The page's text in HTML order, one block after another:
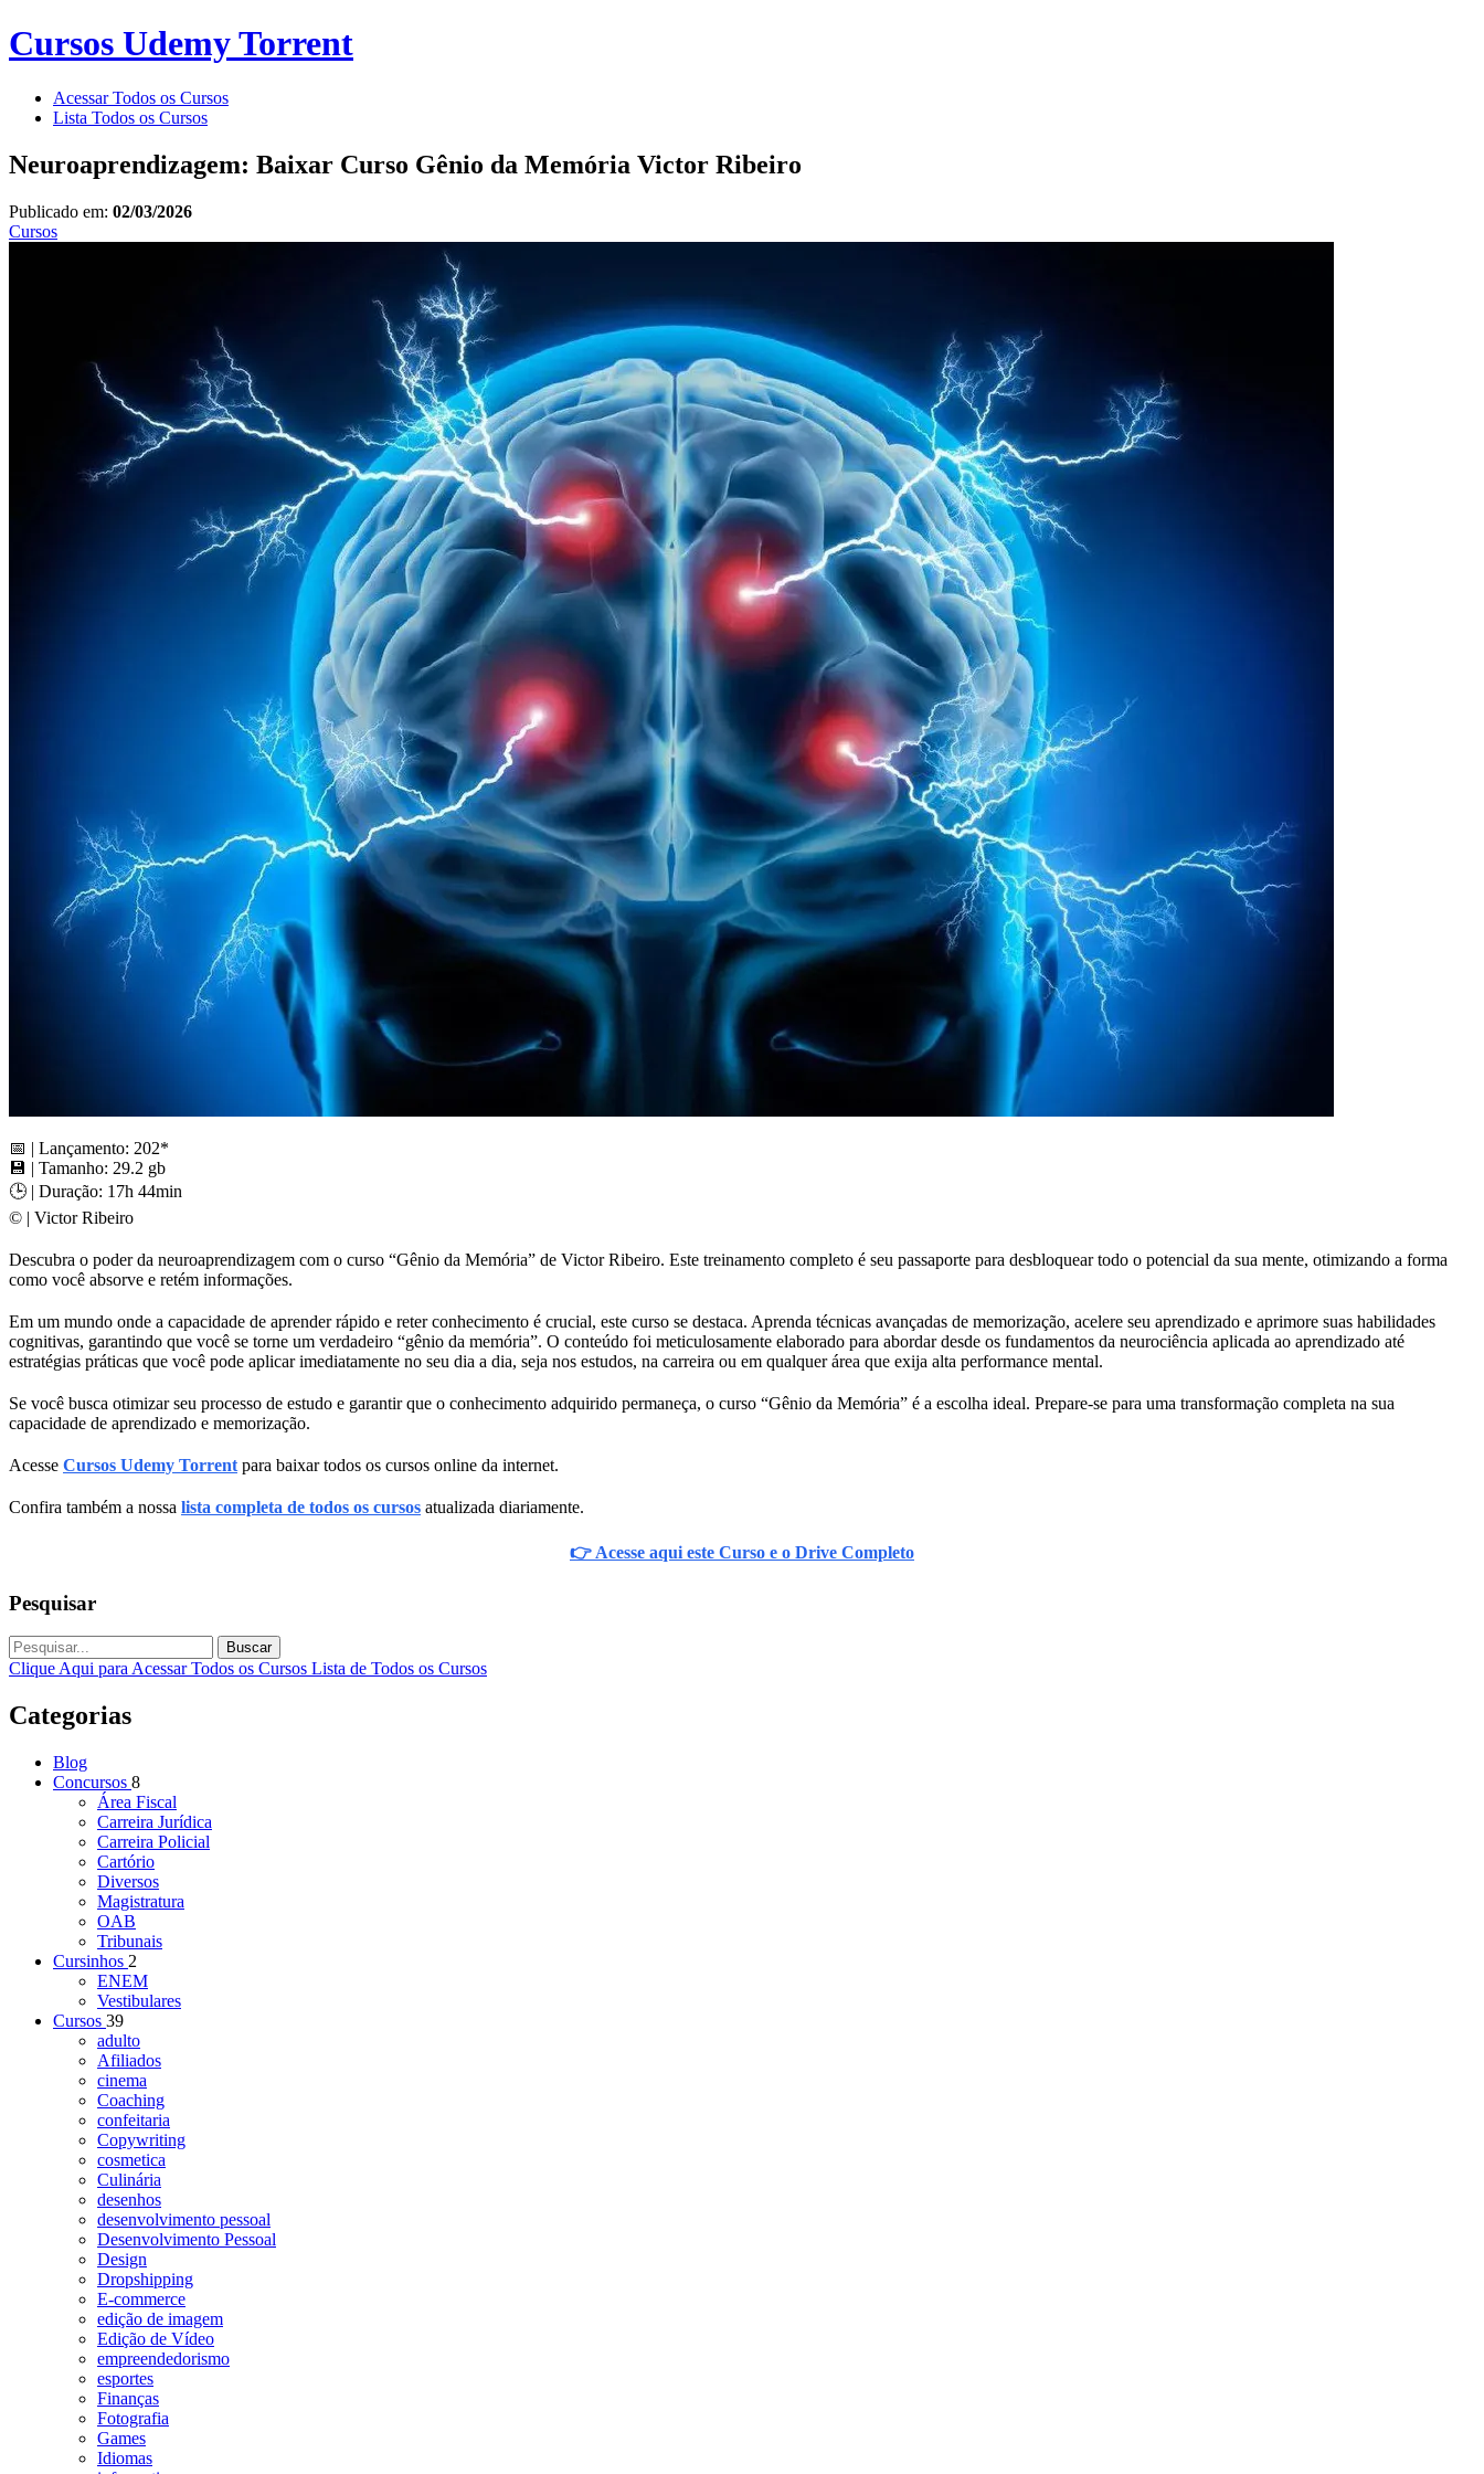
Cursos Udemy Torrent
Acessar Todos os Cursos
Lista Todos os Cursos
Neuroaprendizagem: Baixar Curso Gênio da Memória Victor Ribeiro
Publicado em: 02/03/2026
Cursos
📅 | Lançamento: 202*
💾 | Tamanho: 29.2 gb
🕒 | Duração: 17h 44min
©️ | Victor Ribeiro
Descubra o poder da neuroaprendizagem com o curso “Gênio da Memória” de Victor Ribeiro. Este treinamento completo é seu passaporte para desbloquear todo o potencial da sua mente, otimizando a forma
como você absorve e retém informações.
Em um mundo onde a capacidade de aprender rápido e reter conhecimento é crucial, este curso se destaca. Aprenda técnicas avançadas de memorização, acelere seu aprendizado e aprimore suas habilidades
cognitivas, garantindo que você se torne um verdadeiro “gênio da memória”. O conteúdo foi meticulosamente elaborado para abordar desde os fundamentos da neurociência aplicada ao aprendizado até
estratégias práticas que você pode aplicar imediatamente no seu dia a dia, seja nos estudos, na carreira ou em qualquer área que exija alta performance mental.
Se você busca otimizar seu processo de estudo e garantir que o conhecimento adquirido permaneça, o curso “Gênio da Memória” é a escolha ideal. Prepare-se para uma transformação completa na sua
capacidade de aprendizado e memorização.
Acesse Cursos Udemy Torrent para baixar todos os cursos online da internet.
Confira também a nossa lista completa de todos os cursos atualizada diariamente.
👉 Acesse aqui este Curso e o Drive Completo
Pesquisar
Buscar
Clique Aqui para Acessar Todos os Cursos Lista de Todos os Cursos
Categorias
Blog
Concursos 8
Área Fiscal
Carreira Jurídica
Carreira Policial
Cartório
Diversos
Magistratura
OAB
Tribunais
Cursinhos 2
ENEM
Vestibulares
Cursos 39
adulto
Afiliados
cinema
Coaching
confeitaria
Copywriting
cosmetica
Culinária
desenhos
desenvolvimento pessoal
Desenvolvimento Pessoal
Design
Dropshipping
E-commerce
edição de imagem
Edição de Vídeo
empreendedorismo
esportes
Finanças
Fotografia
Games
Idiomas